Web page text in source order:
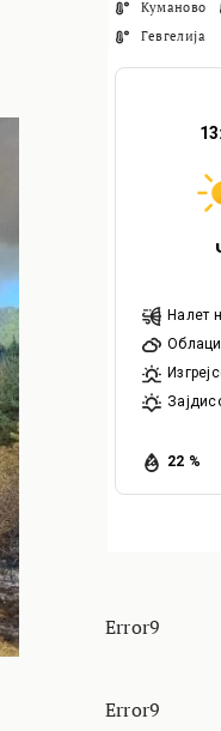
Куманово
Гевгелија
22 %
Налет
Error9
Error9